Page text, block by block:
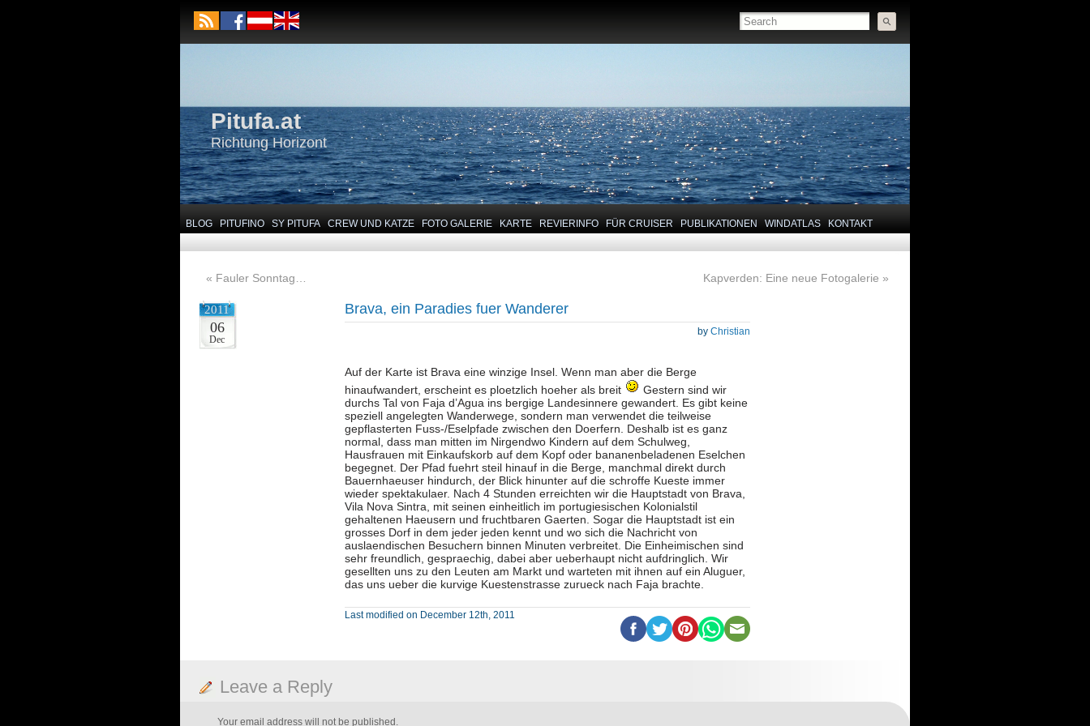
Pitufa.at
Richtung Horizont
BLOG PITUFINO SY PITUFA CREW UND KATZE FOTO GALERIE KARTE REVIERINFO FÜR CRUISER PUBLIKATIONEN WINDATLAS KONTAKT
« Fauler Sonntag… Kapverden: Eine neue Fotogalerie »
2011
06
Dec
Brava, ein Paradies fuer Wanderer
by Christian
Auf der Karte ist Brava eine winzige Insel. Wenn man aber die Berge
hinaufwandert, erscheint es ploetzlich hoeher als breit
Gestern sind wir
durchs Tal von Faja d’Agua ins bergige Landesinnere gewandert. Es gibt keine
speziell angelegten Wanderwege, sondern man verwendet die teilweise
gepflasterten Fuss-/Eselpfade zwischen den Doerfern. Deshalb ist es ganz
normal, dass man mitten im Nirgendwo Kindern auf dem Schulweg,
Hausfrauen mit Einkaufskorb auf dem Kopf oder bananenbeladenen Eselchen
begegnet. Der Pfad fuehrt steil hinauf in die Berge, manchmal direkt durch
Bauernhaeuser hindurch, der Blick hinunter auf die schroffe Kueste immer
wieder spektakulaer. Nach 4 Stunden erreichten wir die Hauptstadt von Brava,
Vila Nova Sintra, mit seinen einheitlich im portugiesischen Kolonialstil
gehaltenen Haeusern und fruchtbaren Gaerten. Sogar die Hauptstadt ist ein
grosses Dorf in dem jeder jeden kennt und wo sich die Nachricht von
auslaendischen Besuchern binnen Minuten verbreitet. Die Einheimischen sind
sehr freundlich, gespraechig, dabei aber ueberhaupt nicht aufdringlich. Wir
gesellten uns zu den Leuten am Markt und warteten mit ihnen auf ein Aluguer,
das uns ueber die kurvige Kuestenstrasse zurueck nach Faja brachte.
Last modified on December 12th, 2011
Leave a Reply
Your email address will not be published.